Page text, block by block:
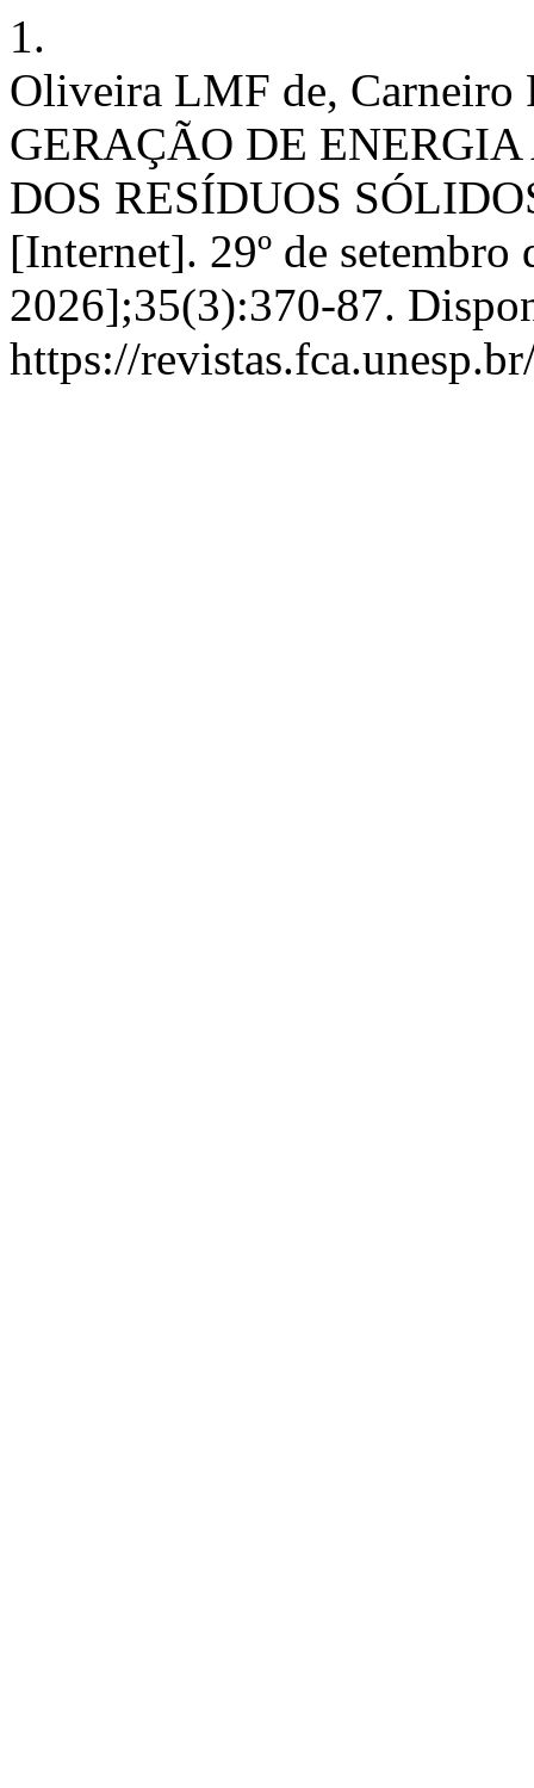
1.
Oliveira LMF de,
GERAÇÃO DE
DOS RESÍDUOS
[Internet]. 29º de setembro
2026];35(3):370-87.
https://